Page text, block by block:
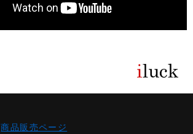
商品販売ページ